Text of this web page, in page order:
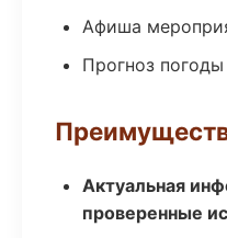
Афиша
Прогноз
Актуальная
проверенные